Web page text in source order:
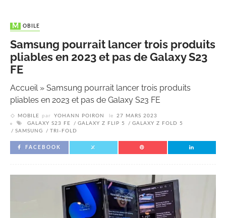
MOBILE
Samsung pourrait lancer trois produits
pliables en 2023 et pas de Galaxy S23
FE
Accueil» Samsung pourrait lancer trois produits
pliables en 2023 et pas de Galaxy S23 FE
MOBILE par YOHANN POIRON le
27 MARS 2023
GALAXY S23 FE
GALAXY Z FLIP 5
GALAXY Z FOLD 5
SAMSUNG
TRI-FOLD
FACEBOOK